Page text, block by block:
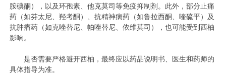
胺碘酮），以及环孢素、他克莫司等免疫抑制剂。此外，部分止痛
药（如芬太尼、羟考酮）、抗精神病药（如鲁拉西酮、喹硫平）及
抗肿瘤药（如克唑替尼、帕唑替尼、依维莫司），也可能受到西柚
影响。
是否需要严格避开西柚，最终应以药品说明书、医生和药师的
具体指导为准。